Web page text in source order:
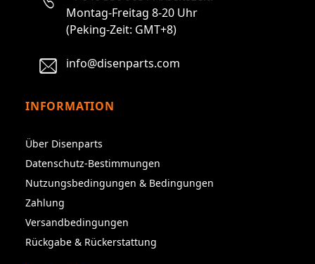
Montag-Freitag 8-20 Uhr
(Peking-Zeit: GMT+8)
info@disenparts.com
INFORMATION
Über Disenparts
Datenschutz-Bestimmungen
Nutzungsbedingungen & Bedingungen
Zahlung
Versandbedingungen
Rückgabe & Rückerstattung